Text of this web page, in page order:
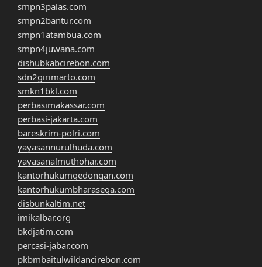
smpn3palas.com
smpn2bantur.com
smpn1atambua.com
smpn4juwana.com
dishubkabcirebon.com
sdn2girimarto.com
smkn1bkl.com
perbasimakassar.com
perbasi-jakarta.com
bareskrim-polri.com
yayasannurulhuda.com
yayasanalmuthohar.com
kantorhukumgedongan.com
kantorhukumbharasega.com
disbunkaltim.net
imikalbar.org
bkdjatim.com
percasi-jabar.com
pkbmbaitulwildancirebon.com